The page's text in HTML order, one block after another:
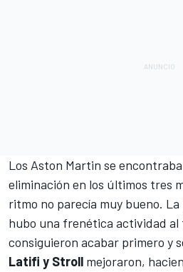
Los Aston Martin se
eliminación en los últimos tres
ritmo no parecía muy bueno.
hubo una frenética actividad al
consiguieron acabar primero y
Latifi y Stroll mejoraron,